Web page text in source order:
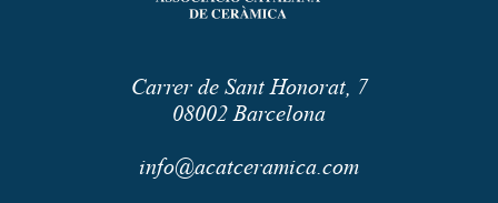
Carrer de Sant Honorat, 7
08002Barcelona
info@acatceramica.com